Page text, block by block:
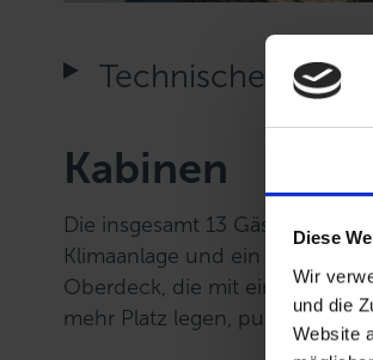
Diese
Wir
und die
Website
Technische Daten
Kabinen
Die insgesamt 13
Klimaanlage und ein eigenes
Oberdeck, die mit einem
mehr Platz legen, punkten.